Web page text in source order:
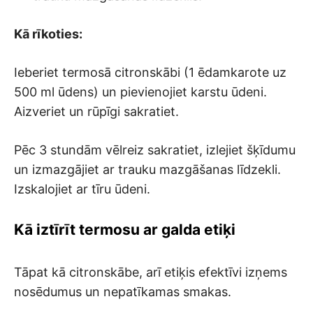
Kā rīkoties:
Ieberiet termosā citronskābi (1 ēdamkarote uz
500 ml ūdens) un pievienojiet karstu ūdeni.
Aizveriet un rūpīgi sakratiet.
Pēc 3 stundām vēlreiz sakratiet, izlejiet šķīdumu
un izmazgājiet ar trauku mazgāšanas līdzekli.
Izskalojiet ar tīru ūdeni.
Kā iztīrīt termosu ar galda etiķi
Tāpat kā citronskābe, arī etiķis efektīvi izņems
nosēdumus un nepatīkamas smakas.